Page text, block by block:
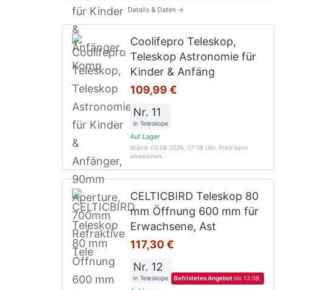
Details & Daten →
Coolifepro Teleskop,
Teleskop Astronomie für
Kinder & Anfäng
109,99 €
Nr. 11
in Teleskope
Auf Lager
Stand: 03.08.2026, 07:38 Uhr. Preis kann
abweichen.
CELTICBIRD Teleskop 80
mm Öffnung 600 mm für
Erwachsene, Ast
117,30 €
Nr. 12
in Teleskope Befristetes Angebot bis 13.08.